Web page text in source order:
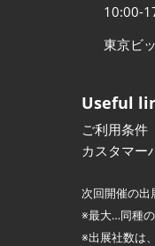
10:00-
東京ビ
Useful
ご利用条件
カスタマー
次回開催の出
※最大…同種の
※出展社数は